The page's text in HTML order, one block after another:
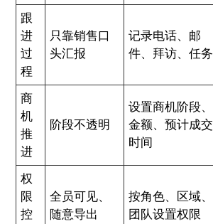
跟
进
过
程
只靠销售口
头汇报
记录电话、邮
件、拜访、任务
商
机
推
进
阶段不透明
设置商机阶段、
金额、预计成交
时间
权
限
控
全员可见、
随意导出
按角色、区域、
团队设置权限